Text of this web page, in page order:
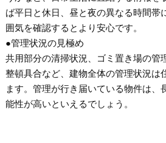
ば平日と休日、昼と夜の異なる時間帯
囲気を確認するとより安心です。
●管理状況の見極め
共用部分の清掃状況、ゴミ置き場の管
整頓具合など、建物全体の管理状況は
ます。管理が行き届いている物件は、
能性が高いといえるでしょう。